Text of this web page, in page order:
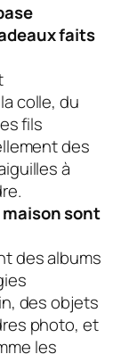
faits
colle, du
fils
des
à
sont
des albums
des objets
photo, et
les